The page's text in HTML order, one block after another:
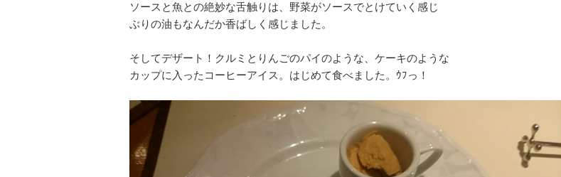
ソースと魚との絶妙な舌触りは、野菜がソースでとけていく感じ
ぶりの油もなんだか香ばしく感じました。
そしてデザート！クルミとりんごのパイのような、ケーキのような
カップに入ったコーヒーアイス。はじめて食べました。ｳﾌっ！